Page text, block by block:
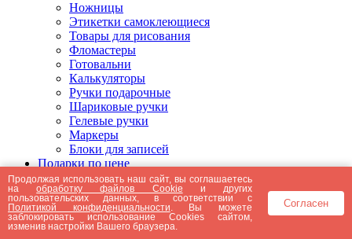
Ножницы
Этикетки самоклеющиеся
Товары для рисования
Фломастеры
Готовальни
Калькуляторы
Ручки подарочные
Шариковые ручки
Гелевые ручки
Маркеры
Блоки для записей
Подарки по цене
Подарки от 5000 рублей
Подарки до 5000 рублей
Подарки до 3000 рублей
Подарки до 2000 рублей
Подарки до 1000 рублей
Продолжая использовать наш сайт, вы соглашаетесь
наобработку файлов Cookie и других
пользовательских данных, в соответствии с
Политикой конфиденциальности . Вы можете
заблокировать использование Cookies сайтом,
изменив настройки Вашего браузера.
Согласен